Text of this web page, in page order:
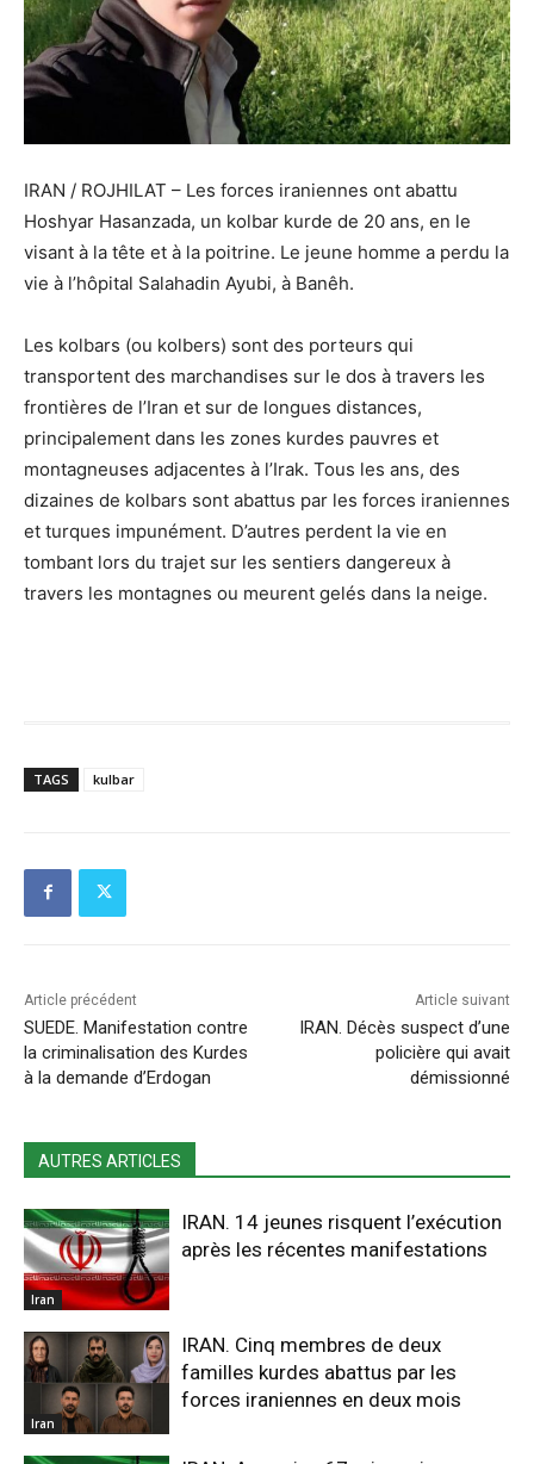
IRAN / ROJHILAT – Les forces iraniennes ont abattu
Hoshyar Hasanzada, un kolbar kurde de 20 ans, en le
visant à la tête et à la poitrine. Le jeune homme a perdu la
vie à l’hôpital Salahadin Ayubi, à Banêh.
Les kolbars (ou kolbers) sont des porteurs qui
transportent des marchandises sur le dos à travers les
frontières de l’Iran et sur de longues distances,
principalement dans les zones kurdes pauvres et
montagneuses adjacentes à l’Irak. Tous les ans, des
dizaines de kolbars sont abattus par les forces iraniennes
et turques impunément. D’autres perdent la vie en
tombant lors du trajet sur les sentiers dangereux à
travers les montagnes ou meurent gelés dans la neige.
TAGS kulbar
Article précédent
SUEDE. Manifestation contre
la criminalisation des Kurdes
à la demande d’Erdogan
Article suivant
IRAN. Décès suspect d’une
policière qui avait
démissionné
AUTRES ARTICLES
Iran
IRAN. 14 jeunes risquent l’exécution
après les récentes manifestations
Iran
IRAN. Cinq membres de deux
familles kurdes abattus par les
forces iraniennes en deux mois